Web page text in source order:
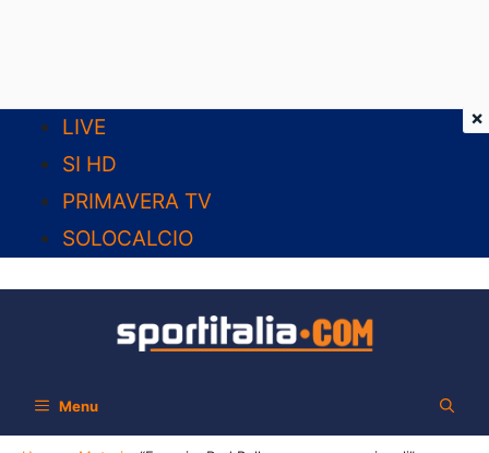
contenuto
LIVE
SI HD
PRIMAVERA TV
SOLOCALCIO
Menu
×